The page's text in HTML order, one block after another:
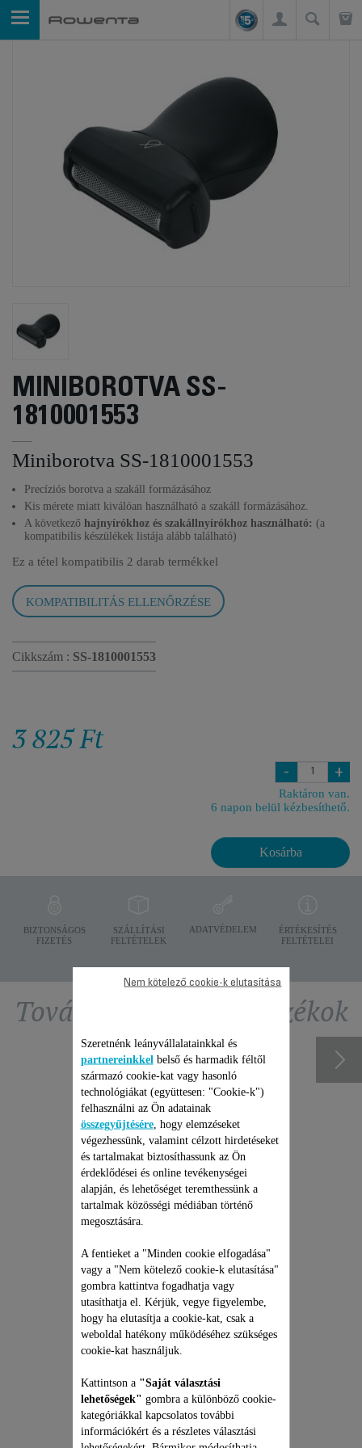
MINIBOROTVA SS-
1810001553
Miniborotva SS-1810001553
Precíziós borotva a szakáll formázásához
Kis mérete miatt kiválóan használható a szakáll formázásához.
A következő hajnyírókhoz és szakállnyírókhoz használható: (a
kompatibilis készülékek listája alább található)
Ez a tétel kompatibilis 2 darab termékkel
KOMPATIBILITÁS ELLENŐRZÉSE
Cikkszám : SS-1810001553
3 825 Ft
- +
Raktáron van.
6 napon belül kézbesíthető.
Kosárba
BIZTONSÁGOS
FIZETÉS
SZÁLLÍTÁSI
FELTÉTELEK
ADATVÉDELEM
ÉRTÉKESÍTÉS
FELTÉTELEI
További ajánlott tartozékok
USB-TÖLTŐKÁBEL SS-
USB-töltőkábel SS-1810001299
Raktáron van.
5 100 Ft
Szeretnénk leányvállalatainkkal és
partnereinkkel belső és harmadik féltől
származó cookie-kat vagy hasonló
technológiákat (együttesen: "Cookie-k")
felhasználni az Ön adatainak
összegyűjtésére, hogy elemzéseket
végezhessünk, valamint célzott hirdetéseket
és tartalmakat biztosíthassunk az Ön
érdeklődései és online tevékenységei
alapján, és lehetőséget teremthessünk a
tartalmak közösségi médiában történő
megosztására.
A fentieket a "Minden cookie elfogadása"
vagy a "Nem kötelező cookie-k elutasítása"
gombra kattintva fogadhatja vagy
utasíthatja el. Kérjük, vegye figyelembe,
hogy ha elutasítja a cookie-kat, csak a
weboldal hatékony működéséhez szükséges
cookie-kat használjuk.
Kattintson a "Saját választási
lehetőségek" gombra a különböző cookie-
kategóriákkal kapcsolatos további
információkért és a részletes választási
Nem kötelező cookie-k elutasítása